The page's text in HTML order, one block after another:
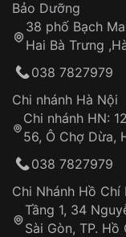
Thời gian
công
Hotline: 0585
Từ khóa SEO:
Sản phẩm
Tự ý
thống
Đảm bảo
Đồng hành
trình sử
Bảo Dưỡng
38 phố Bạch
Hai Bà Trưng
038 7827979
Chi nhánh Hà Nội
Chi nhánh HN:
56, Ô Chợ Dừa,
038 7827979
Chi Nhánh Hồ Chí
Tầng 1, 34
Sài Gòn, TP. Hồ